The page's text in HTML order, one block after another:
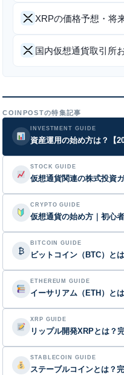
XRPの価格予想・将
国内仮想通貨取引所
COINPOSTの特集記事
INVESTMENT GUIDE
資産運用の始め方は？【
STOCK GUIDE
仮想通貨関連の株式投資
CRYPTO GUIDE
仮想通貨の始め方｜初心
₿
BITCOIN GUIDE
ビットコイン（BTC）と
ETHEREUM GUIDE
イーサリアム（ETH）と
XRP GUIDE
リップル開発XRPとは？
STABLECOIN GUIDE
ステーブルコインとは？